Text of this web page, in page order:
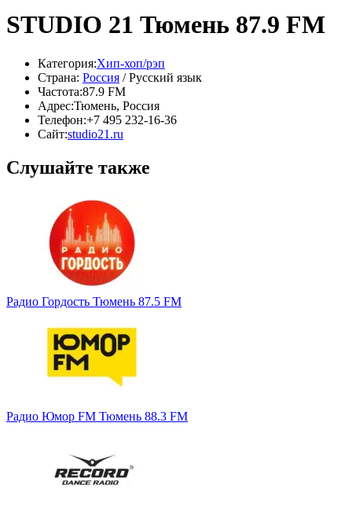
STUDIO 21 Тюмень 87.9 FM
Категория:Хип-хоп/рэп
Страна: Россия / Русский язык
Частота:87.9 FM
Адрес:Тюмень, Россия
Телефон:+7 495 232‑16-36
Сайт:studio21.ru
Слушайте также
Радио Гордость Тюмень 87.5 FM
Радио Юмор FM Тюмень 88.3 FM